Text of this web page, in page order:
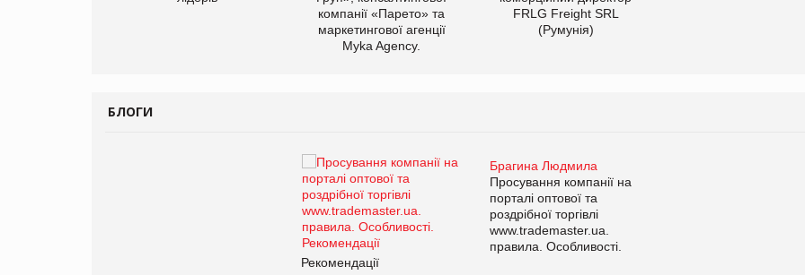
компанії «Парето» та
маркетингової агенції
Myka Agency.
FRLG Freight SRL
(Румунія)
БЛОГИ
Брагина Людмила
Просування компанії на
порталі оптової та
роздрібної торгівлі
www.trademaster.ua.
правила. Особливості.
Рекомендації